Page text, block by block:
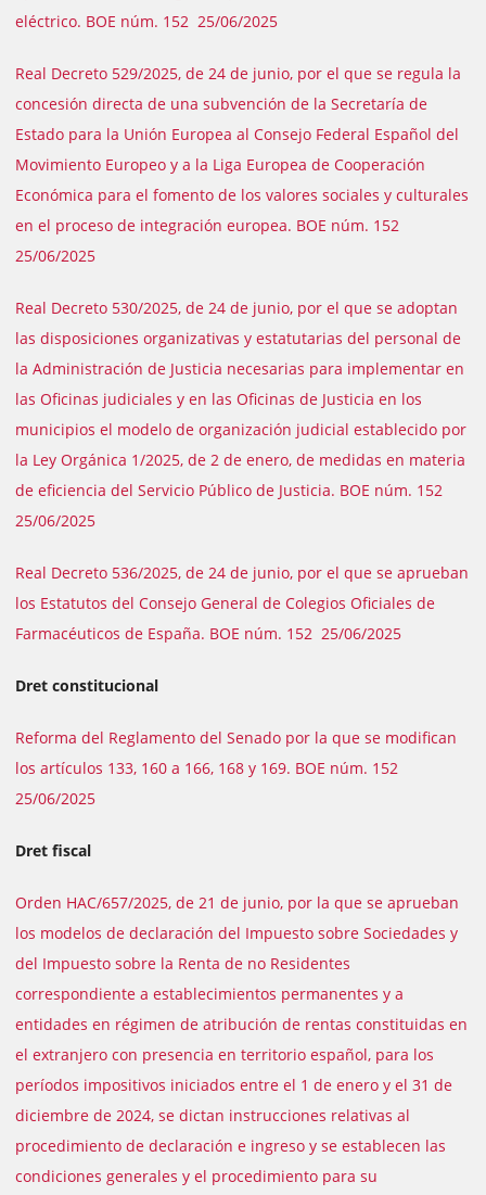
eléctrico. BOE núm. 152 25/06/2025
Real Decreto 529/2025, de 24 de junio, por el que se regula la
concesión directa de una subvención de la Secretaría de
Estado para la Unión Europea al Consejo Federal Español del
Movimiento Europeo y a la Liga Europea de Cooperación
Económica para el fomento de los valores sociales y culturales
en el proceso de integración europea. BOE núm. 152
25/06/2025
Real Decreto 530/2025, de 24 de junio, por el que se adoptan
las disposiciones organizativas y estatutarias del personal de
la Administración de Justicia necesarias para implementar en
las Oficinas judiciales y en las Oficinas de Justicia en los
municipios el modelo de organización judicial establecido por
la Ley Orgánica 1/2025, de 2 de enero, de medidas en materia
de eficiencia del Servicio Público de Justicia. BOE núm. 152
25/06/2025
Real Decreto 536/2025, de 24 de junio, por el que se aprueban
los Estatutos del Consejo General de Colegios Oficiales de
Farmacéuticos de España. BOE núm. 152 25/06/2025
Dret constitucional
Reforma del Reglamento del Senado por la que se modifican
los artículos 133, 160 a 166, 168 y 169. BOE núm. 152
25/06/2025
Dret fiscal
Orden HAC/657/2025, de 21 de junio, por la que se aprueban
los modelos de declaración del Impuesto sobre Sociedades y
del Impuesto sobre la Renta de no Residentes
correspondiente a establecimientos permanentes y a
entidades en régimen de atribución de rentas constituidas en
el extranjero con presencia en territorio español, para los
períodos impositivos iniciados entre el 1 de enero y el 31 de
diciembre de 2024, se dictan instrucciones relativas al
procedimiento de declaración e ingreso y se establecen las
condiciones generales y el procedimiento para su